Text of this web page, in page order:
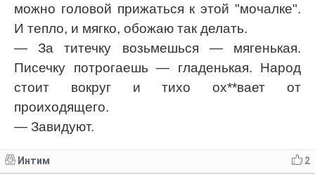
можно головой прижаться к этой "мочалке".
И тепло, и мягко, обожаю так делать.
— За титечку возьмешься — мягенькая.
Писечку потрогаешь — гладенькая. Народ
стоит вокруг и тихо ох**вает от
проиходящего.
— Завидуют.
2
Интим